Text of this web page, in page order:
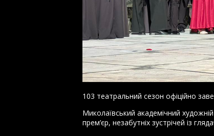
103 театральний сезон офіційно
Миколаївський академічний
прем’єр, незабутніх зустрічей із